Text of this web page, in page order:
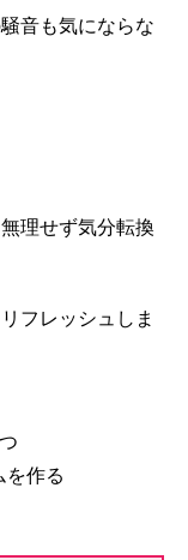
音も気にならな
理せず気分転換
フレッシュしま
を作る